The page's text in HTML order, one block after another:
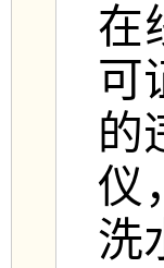
在
可
的
仪
洗